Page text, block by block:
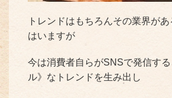
トレンドはもちろんその業界が
はいますが
今は消費者自らがSNSで発信す
ル》なトレンドを生み出し